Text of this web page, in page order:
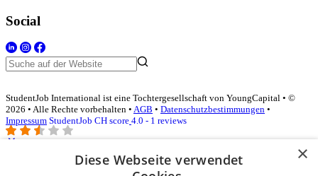
Social
StudentJob International ist eine Tochtergesellschaft von YoungCapital • ©
2026 • Alle Rechte vorbehalten • AGB • Datenschutzbestimmungen •
Impressum StudentJob CH score 4.0 - 1 reviews
Login für Unternehmen
×
Diese Webseite verwendet